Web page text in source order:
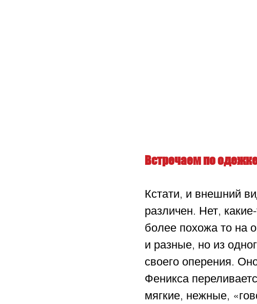
Встречаем по
Кстати, и внешний
различен. Нет,
более похожа то на
и разные, но из
своего оперения.
Феникса
мягкие, нежные,